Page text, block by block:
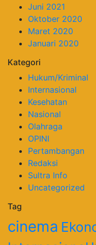
Juni 2021
Oktober 2020
Maret 2020
Januari 2020
Kategori
Hukum/Kriminal
Internasional
Kesehatan
Nasional
Olahraga
OPINI
Pertambangan
Redaksi
Sultra Info
Uncategorized
Tag
cinema